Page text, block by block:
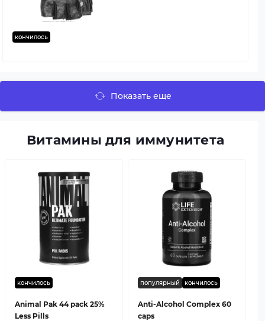
кончилось
Показать еще
Витамины для иммунитета
кончилось
Animal Pak 44 pack 25%
Less Pills
популярный кончилось
Anti-Alcohol Complex 60
caps